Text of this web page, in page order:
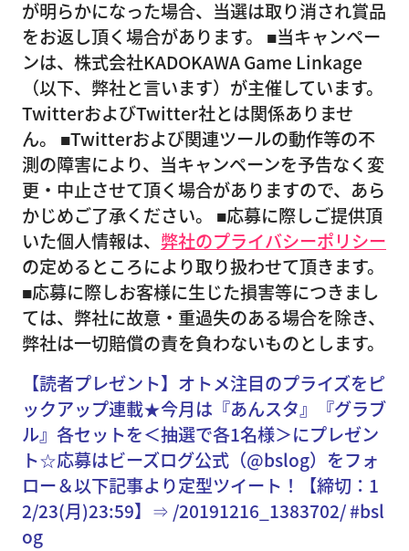
が明らかになった場合、当選は取り消され賞品
をお返し頂く場合があります。 ■当キャンペー
ンは、株式会社KADOKAWA Game Linkage
（以下、弊社と言います）が主催しています。
TwitterおよびTwitter社とは関係ありませ
ん。 ■Twitterおよび関連ツールの動作等の不
測の障害により、当キャンペーンを予告なく変
更・中止させて頂く場合がありますので、あら
かじめご了承ください。 ■応募に際しご提供頂
いた個人情報は、 弊社のプライバシーポリシー
の定めるところにより取り扱わせて頂きます。
■応募に際しお客様に生じた損害等につきまし
ては、弊社に故意・重過失のある場合を除き、
弊社は一切賠償の責を負わないものとします。
【読者プレゼント】オトメ注目のプライズをピ
ックアップ連載★今月は『あんスタ』『グラブ
ル』各セットを＜抽選で各1名様＞にプレゼン
ト☆応募はビーズログ公式（@bslog）をフォ
ロー＆以下記事より定型ツイート！【締切：1
2/23(月)23:59】⇒ /20191216_1383702/ #bsl
og